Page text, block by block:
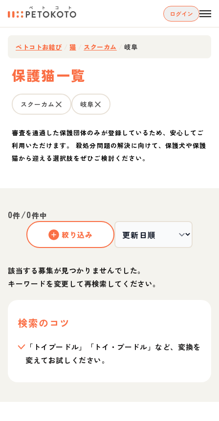
ログイン
ペトコトお結び 猫 スクーカム 岐阜
保護猫一覧
スクーカム 岐阜
審査を通過した保護団体のみが登録しているため、安心してご
利用いただけます。 殺処分問題の解決に向けて、保護犬や保護
猫から迎える選択肢をぜひご検討ください。
0件/0件中
絞り込み
該当する募集が見つかりませんでした。
キーワードを変更して再検索してください。
検索のコツ
「トイプードル」「トイ・プードル」など、変換を
変えてお試しください。